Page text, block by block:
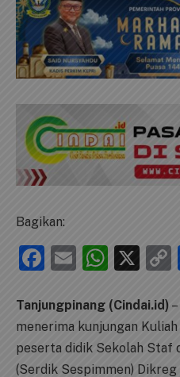
Bagikan:
Facebook
Email X
Tanjungpinang (Cindai.id)
menerima kunjungan
peserta didik Sekolah Staf
(Serdik Sespimmen)